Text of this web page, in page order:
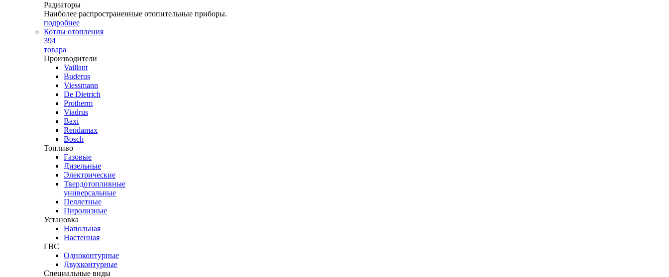
Радиаторы
Наиболее распространенные отопительные приборы.
подробнее
Котлы отопления
394
товара
Производители
Vaillant
Buderus
Viessmann
De Dietrich
Protherm
Viadrus
Baxi
Rendamax
Bosch
Топливо
Газовые
Дизельные
Электрические
Твердотопливные
универсальные
Пеллетные
Пиролизные
Установка
Напольная
Настенная
ГВС
Одноконтурные
Двухконтурные
Специальные виды